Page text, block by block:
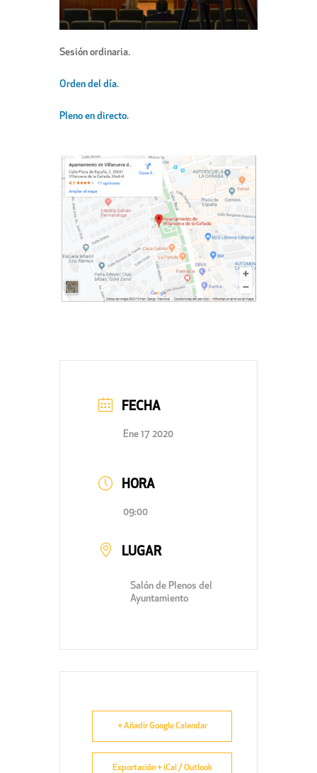
Sesión ordinaria.
Orden del día.
Pleno en directo.
FECHA
Ene 17 2020
HORA
09:00
LUGAR
Salón de Plenos del
Ayuntamiento
+ Añadir Google Calendar
Exportación + iCal / Outlook